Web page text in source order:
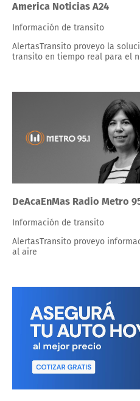
America Noticias A24
Información de transito
AlertasTransito proveyo la
transito en tiempo real para el
DeAcaEnMas Radio Metro
Información de transito
AlertasTransito proveyo
al aire